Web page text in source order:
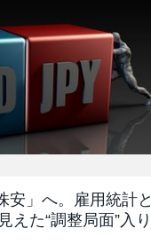
安」へ。雇用統計と
えた“調整局面”入り